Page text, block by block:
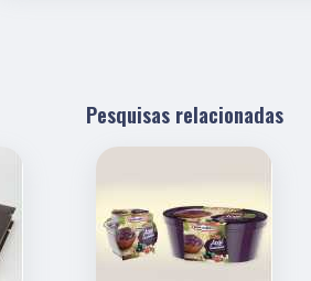
Pesquisas relacionadas